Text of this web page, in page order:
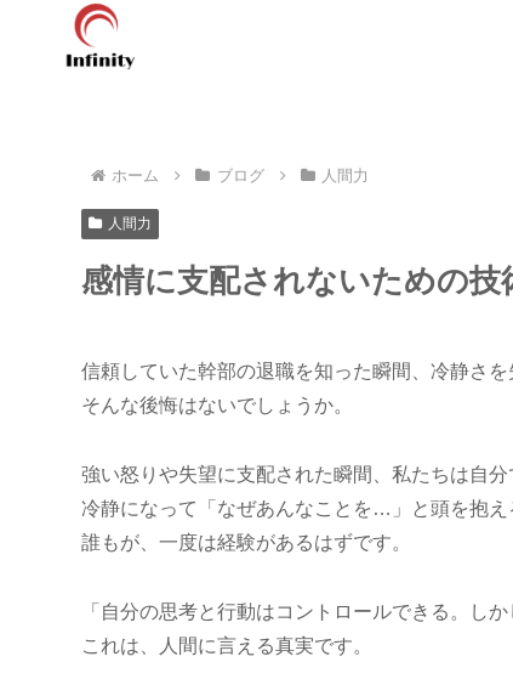
ホーム ブログ 人間力
人間力
感情に支配されないための技
信頼していた幹部の退職を知った瞬間、冷静さ
そんな後悔はないでしょうか。
強い怒りや失望に支配された瞬間、私たちは自分
冷静になって「なぜあんなことを…」と頭を抱え
誰もが、一度は経験があるはずです。
「自分の思考と行動はコントロールできる。し
これは、人間に言える真実です。